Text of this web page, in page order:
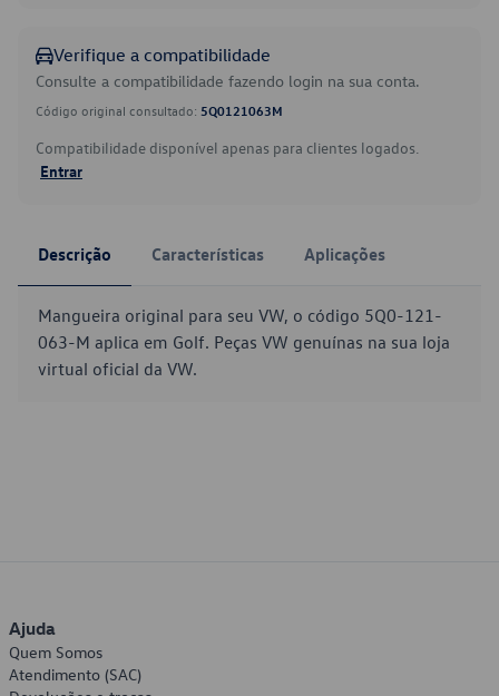
Verifique a compatibilidade
Consulte a compatibilidade fazendo login na sua conta.
Código original consultado: 5Q0121063M
Compatibilidade disponível apenas para clientes logados.
Entrar
Descrição Características Aplicações
Mangueira original para seu VW, o código 5Q0-121-
063-M aplica em Golf. Peças VW genuínas na sua loja
virtual oficial da VW.
Ajuda
Quem Somos
Atendimento (SAC)